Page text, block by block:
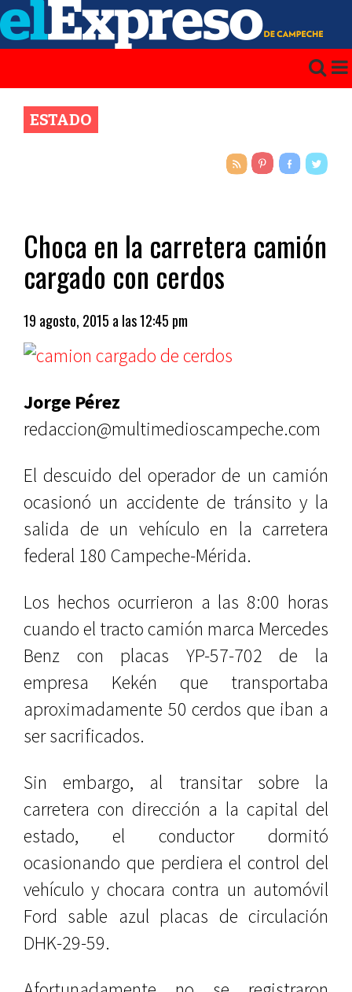
ESTADO
Choca en la carretera camión
cargado con cerdos
19 agosto, 2015 a las 12:45 pm
Jorge Pérez
redaccion@multimedioscampeche.com
El descuido del operador de un camión
ocasionó un accidente de tránsito y la
salida de un vehículo en la carretera
federal 180 Campeche-Mérida.
Los hechos ocurrieron a las 8:00 horas
cuando el tracto camión marca Mercedes
Benz con placas YP-57-702 de la
empresa Kekén que transportaba
aproximadamente 50 cerdos que iban a
ser sacrificados.
Sin embargo, al transitar sobre la
carretera con dirección a la capital del
estado, el conductor dormitó
ocasionando que perdiera el control del
vehículo y chocara contra un automóvil
Ford sable azul placas de circulación
DHK-29-59.